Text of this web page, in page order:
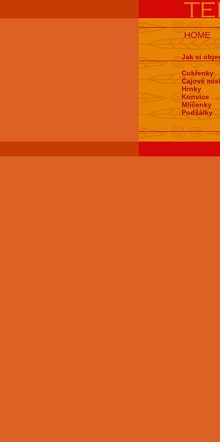
HOME
Jak si
Cukřenky
Čajové
Hrnky
Konvice
Mlíčenky
Podšálky